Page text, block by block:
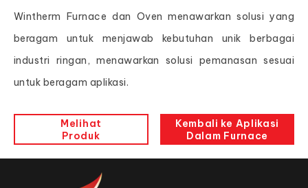
Wintherm Furnace dan Oven menawarkan solusi yang
beragam untuk menjawab kebutuhan unik berbagai
industri ringan, menawarkan solusi pemanasan sesuai
untuk beragam aplikasi.
Melihat
Produk
Kembali ke Aplikasi
Dalam Furnace